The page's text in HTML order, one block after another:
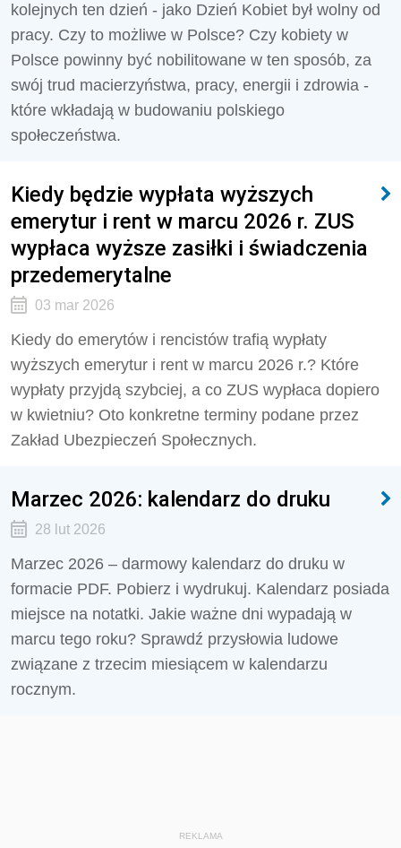
kolejnych ten dzień - jako Dzień Kobiet był wolny od
pracy. Czy to możliwe w Polsce? Czy kobiety w
Polsce powinny być nobilitowane w ten sposób, za
swój trud macierzyństwa, pracy, energii i zdrowia -
które wkładają w budowaniu polskiego
społeczeństwa.
Kiedy będzie wypłata wyższych
emerytur i rent w marcu 2026 r. ZUS
wypłaca wyższe zasiłki i świadczenia
przedemerytalne
03 mar 2026
Kiedy do emerytów i rencistów trafią wypłaty
wyższych emerytur i rent w marcu 2026 r.? Które
wypłaty przyjdą szybciej, a co ZUS wypłaca dopiero
w kwietniu? Oto konkretne terminy podane przez
Zakład Ubezpieczeń Społecznych.
Marzec 2026: kalendarz do druku
28 lut 2026
Marzec 2026 – darmowy kalendarz do druku w
formacie PDF. Pobierz i wydrukuj. Kalendarz posiada
miejsce na notatki. Jakie ważne dni wypadają w
marcu tego roku? Sprawdź przysłowia ludowe
związane z trzecim miesiącem w kalendarzu
rocznym.
REKLAMA